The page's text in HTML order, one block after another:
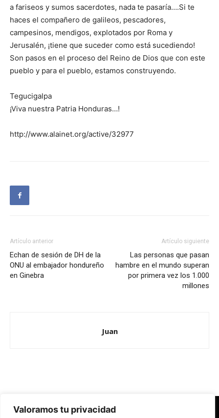
Valoramos tu privacidad
a fariseos y sumos sacerdotes, nada te pasaría….Si te
haces el compañero de galileos, pescadores,
campesinos, mendigos, explotados por Roma y
Jerusalén, ¡tiene que suceder como está sucediendo!
Son pasos en el proceso del Reino de Dios que con este
pueblo y para el pueblo, estamos construyendo.
Tegucigalpa
¡Viva nuestra Patria Honduras…!
http://www.alainet.org/active/32977
Artículo anterior
Echan de sesión de DH de la
ONU al embajador hondureño
en Ginebra
Artículo siguiente
Las personas que pasan
hambre en el mundo superan
por primera vez los 1.000
millones
Juan
Redes Cristianas